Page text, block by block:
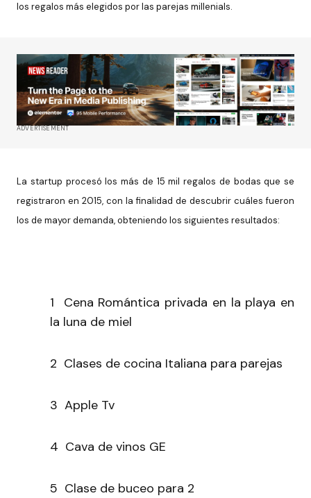
los regalos más elegidos por las parejas millenials.
ADVERTISEMENT
La startup procesó los más de 15 mil regalos de bodas que se
registraron en 2015, con la finalidad de descubrir cuáles fueron
los de mayor demanda, obteniendo los siguientes resultados:
1 Cena Romántica privada en la playa en
la luna de miel
2 Clases de cocina Italiana para parejas
3 Apple Tv
4 Cava de vinos GE
5 Clase de buceo para 2